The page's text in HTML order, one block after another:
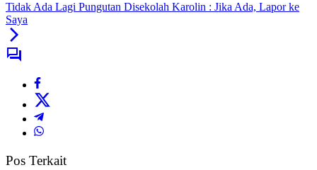
Tidak Ada Lagi Pungutan Disekolah Karolin : Jika Ada, Lapor ke
Saya
Pos Terkait